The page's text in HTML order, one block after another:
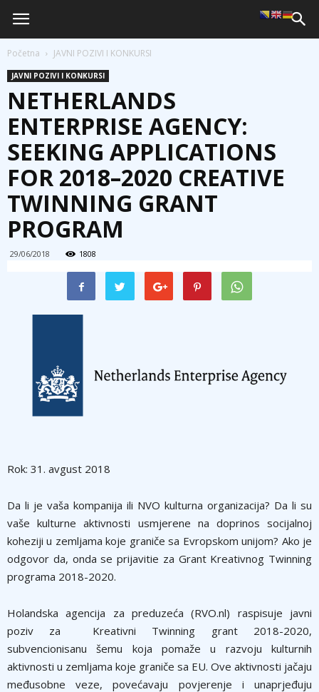
Početna JAVNI POZIVI I KONKURSI
JAVNI POZIVI I KONKURSI
NETHERLANDS
ENTERPRISE AGENCY:
SEEKING APPLICATIONS
FOR 2018–2020 CREATIVE
TWINNING GRANT
PROGRAM
29/06/2018 1808
Rok: 31. avgust 2018
Da li je vaša kompanija ili NVO kulturna organizacija? Da li su
vaše kulturne aktivnosti usmjerene na doprinos socijalnoj
koheziji u zemljama koje graniče sa Evropskom unijom? Ako je
odgovor da, onda se prijavitie za Grant Kreativnog Twinning
programa 2018-2020.
Holandska agencija za preduzeća (RVO.nl) raspisuje javni
poziv za Kreativni Twinning grant 2018-2020,
subvencionisanu šemu koja pomaže u razvoju kulturnih
aktivnosti u zemljama koje graniče sa EU. Ove aktivnosti jačaju
međusobne veze, povećavaju povjerenje i unaprjeđuju